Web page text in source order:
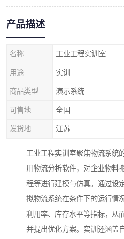
产品描述
名称 工业工程实训室
用途 实训
商品类型 演示系统
可售地 全国
发货地 江苏
工业工程实训室聚焦物流系统
用物流分析软件，对企业物料
程等进行建模与仿真。通过设
拟物流系统在条件下的运行情
利用率、库存水平等指标，从
并提出优化方案。实训还涵盖